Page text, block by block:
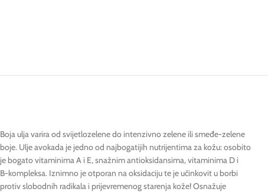
Boja ulja varira od svijetlozelene do intenzivno zelene ili smeđe-zelene
boje. Ulje avokada je jedno od najbogatijih nutrijentima za kožu: osobito
je bogato vitaminima A i E, snažnim antioksidansima, vitaminima D i
B-kompleksa. Iznimno je otporan na oksidaciju te je učinkovit u borbi
protiv slobodnih radikala i prijevremenog starenja kože! Osnažuje